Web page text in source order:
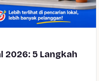
2026: 5 Langkah